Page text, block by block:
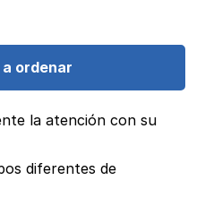
a ordenar
la atención con su
diferentes de